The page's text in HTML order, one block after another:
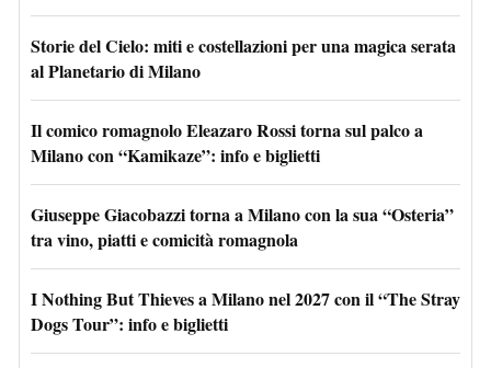
Storie del Cielo: miti e costellazioni per una magica serata
al Planetario di Milano
Il comico romagnolo Eleazaro Rossi torna sul palco a
Milano con “Kamikaze”: info e biglietti
Giuseppe Giacobazzi torna a Milano con la sua “Osteria”
tra vino, piatti e comicità romagnola
I Nothing But Thieves a Milano nel 2027 con il “The Stray
Dogs Tour”: info e biglietti